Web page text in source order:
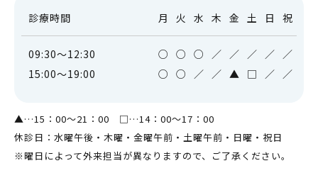
診療時間 月 火 水 木 金 土 日 祝
09:30～12:30 ○ ○ ○ ／ ／ ／ ／ ／
15:00～19:00
○ ○ ／ ／ ▲ □ ／ ／
▲…15：00～21：00 □…14：00～17：00
休診日：水曜午後・木曜・金曜午前・土曜午前・日曜・祝日
※曜日によって外来担当が異なりますので、ご了承ください。